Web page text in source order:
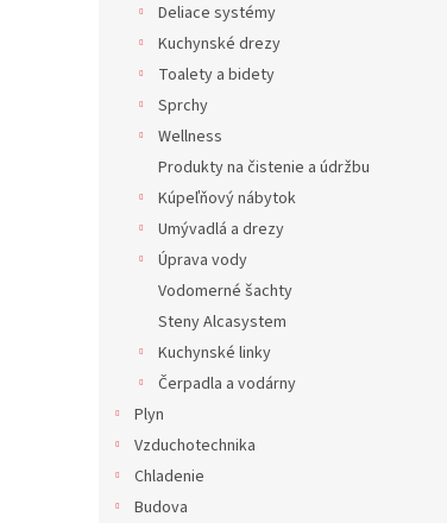
Deliace systémy
Kuchynské drezy
Toalety a bidety
Sprchy
Wellness
Produkty na čistenie a údržbu
Kúpeľňový nábytok
Umývadlá a drezy
Úprava vody
Vodomerné šachty
Steny Alcasystem
Kuchynské linky
Čerpadla a vodárny
Plyn
Vzduchotechnika
Chladenie
Budova